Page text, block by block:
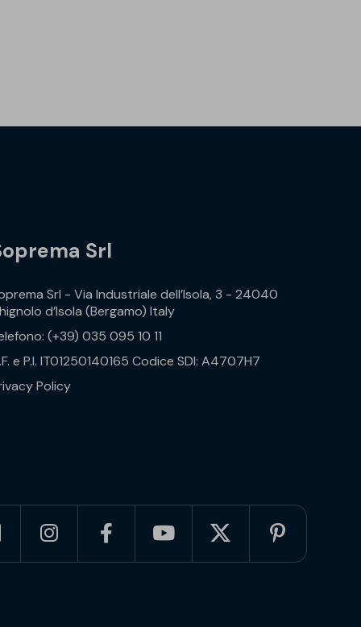
Srl
Srl - Via Industriale dell’Isola, 3 - 24040
d’Isola (Bergamo) Italy
(+39) 035 095 10 11
e P.I. IT01250140165 Codice SDI: A4707H7
Policy